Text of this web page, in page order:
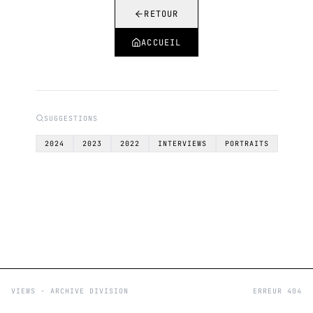
RETOUR
ACCUEIL
SUGGESTIONS
2024 2023 2022 INTERVIEWS PORTRAITS
VIEWS - ARCHIVE DIVISION ERREUR 404